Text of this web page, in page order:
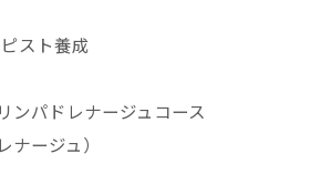
スト養成
ンパドレナージュコース
ナージュ）